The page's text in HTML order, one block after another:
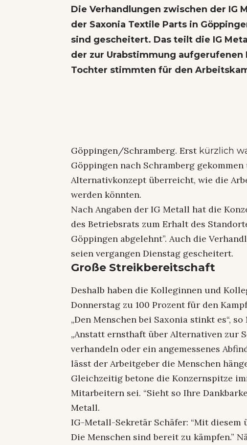
Die Verhandlungen zwischen der IG
der Saxonia Textile Parts in
sind gescheitert. Das teilt die IG
der zur Urabstimmung
Tochter stimmten für den
Göppingen/Schramberg. Erst kürzlich
Göppingen nach Schramberg
Alternativkonzept überreicht, wie die
werden könnten.
Nach Angaben der IG Metall hat die
des Betriebsrats zum Erhalt des
Göppingen abgelehnt”. Auch die
seien vergangen Dienstag gescheitert.
Große Streikbereitschaft
Deshalb haben die Kolleginnen und
Donnerstag zu 100 Prozent für den
„Den Menschen bei Saxonia stinkt es“,
„Anstatt ernsthaft über Alternativen zur
verhandeln oder ein angemessenes
lässt der Arbeitgeber die Menschen
Gleichzeitig betone die Konzernspitze
Mitarbeitern sei. “Sieht so Ihre
Metall.
IG-Metall-Sekretär Schäfer: “Mit
Die Menschen sind bereit zu kämpfen.”